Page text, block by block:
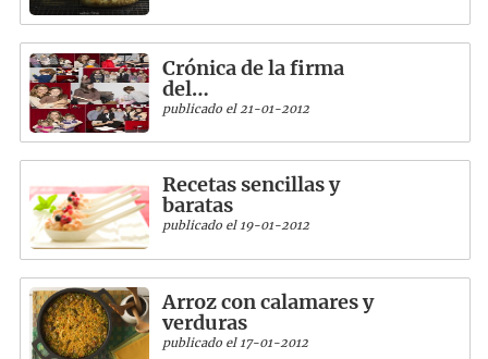
Crónica de la firma
del…
publicado el 21-01-2012
Recetas sencillas y
baratas
publicado el 19-01-2012
Arroz con calamares y
verduras
publicado el 17-01-2012